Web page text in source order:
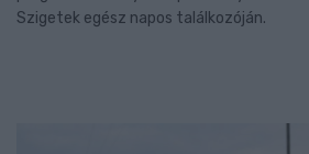
Szigetek egész napos találkozóján.